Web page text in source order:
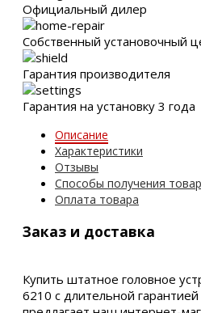
Официальный дилер
Собственный установочный
Гарантия производителя
Гарантия на установку 3 года
Описание
Характеристики
Отзывы
Способы получения
Оплата товара
Заказ и доставка
Купить штатное головное
6210 с длительной